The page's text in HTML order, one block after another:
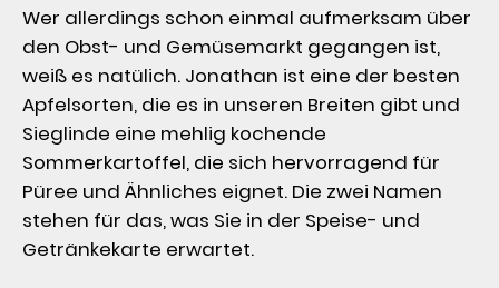
Wer allerdings schon einmal aufmerksam über
den Obst- und Gemüsemarkt gegangen ist,
weiß es natülich. Jonathan ist eine der besten
Apfelsorten, die es in unseren Breiten gibt und
Sieglinde eine mehlig kochende
Sommerkartoffel, die sich hervorragend für
Püree und Ähnliches eignet. Die zwei Namen
stehen für das, was Sie in der Speise- und
Getränkekarte erwartet.